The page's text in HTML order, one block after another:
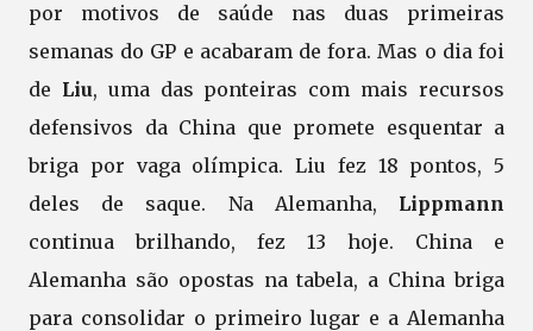
por motivos de saúde nas duas primeiras
semanas do GP e acabaram de fora. Mas o dia foi
de Liu, uma das ponteiras com mais recursos
defensivos da China que promete esquentar a
briga por vaga olímpica. Liu fez 18 pontos, 5
deles de saque. Na Alemanha, Lippmann
continua brilhando, fez 13 hoje. China e
Alemanha são opostas na tabela, a China briga
para consolidar o primeiro lugar e a Alemanha